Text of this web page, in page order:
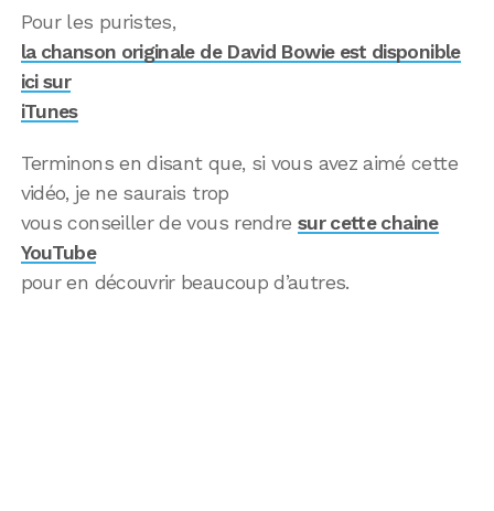
Pour les puristes,
la chanson originale de David Bowie est disponible
ici sur
iTunes
Terminons en disant que, si vous avez aimé cette
vidéo, je ne saurais trop
vous conseiller de vous rendre sur cette chaine
YouTube
pour en découvrir beaucoup d’autres.